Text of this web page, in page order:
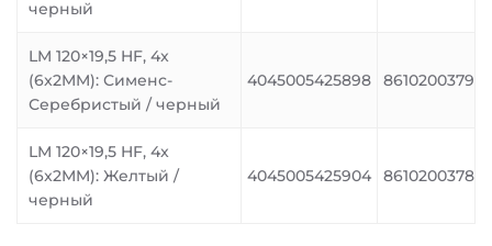
черный
LM 120×19,5 HF, 4x
(6x2MM): Сименс-
Серебристый / черный
4045005425898 8610200379
LM 120×19,5 HF, 4x
(6x2MM): Желтый /
черный
4045005425904 8610200378